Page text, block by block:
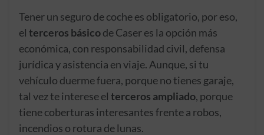
Tener un seguro de coche es obligatorio, por eso,
el terceros básicode Caser es la opción más
económica, con responsabilidad civil, defensa
jurídica y asistencia en viaje. Aunque, si tu
vehículo duerme fuera, porque no tienes garaje,
tal vez te interese el terceros ampliado, porque
tiene coberturas interesantes frente a robos,
incendios o rotura de lunas.